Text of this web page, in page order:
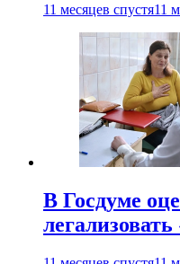
11 месяцев спустя11
В Госдуме